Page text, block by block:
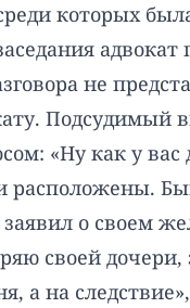
которых
не
Подсудимый
«Ну как у вас
заявил о своем
своей
а на